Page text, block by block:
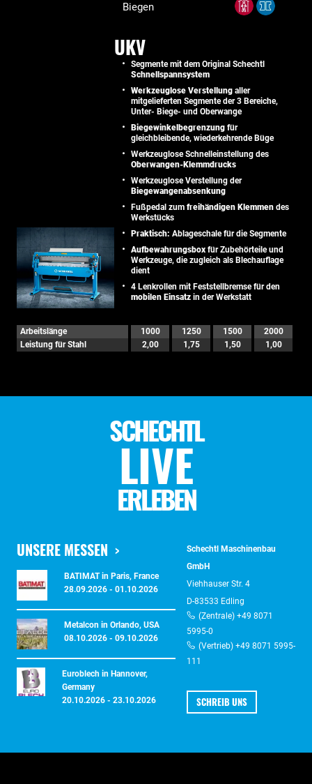
Biegen
UKV
Segmente mit dem Original Schechtl
Schnellspannsystem
Werkzeuglose Verstellung aller
mitgelieferten Segmente der 3 Bereiche,
Unter- Biege- und Oberwange
Biegewinkelbegrenzung für
gleichbleibende, wiederkehrende Büge
Werkzeuglose Schnelleinstellung des
Oberwangen-Klemmdrucks
Werkzeuglose Verstellung der
Biegewangenabsenkung
Fußpedal zum freihändigen Klemmen des
Werkstücks
Praktisch: Ablageschale für die Segmente
Aufbewahrungsbox für Zubehörteile und
Werkzeuge, die zugleich als Blechauflage
dient
4 Lenkrollen mit Feststellbremse für den
mobilen Einsatz in der Werkstatt
Arbeitslänge 1000 1250 1500
2000
Leistung für Stahl
2,00 1,75 1,50 1,00
SCHECHTL
LIVE
ERLEBEN
UNSERE MESSEN
BATIMAT in Paris, France
28.09.2026 - 01.10.2026
Metalcon in Orlando, USA
08.10.2026 - 09.10.2026
Euroblech in Hannover,
Germany
20.10.2026 - 23.10.2026
Schechtl Maschinenbau
GmbH
Viehhauser Str. 4
D-83533 Edling
(Zentrale) +49 8071
5995-0
(Vertrieb) +49 8071 5995-
111
SCHREIB UNS